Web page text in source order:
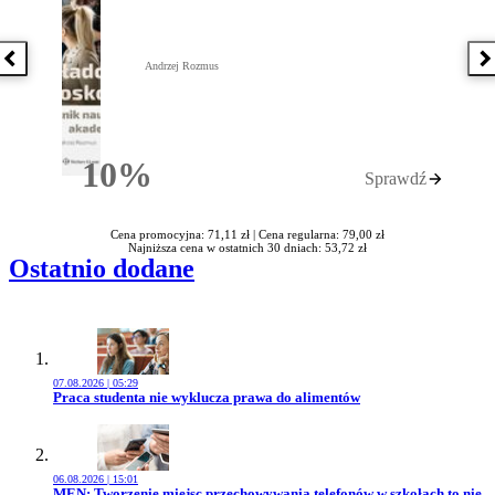
Poprzednia książka
10%Rabatu
Andrzej Rozmus
Sprawdź
Cena promocyjna: 71,11 zł | Cena regularna: 79,00 zł
Najniższa cena w ostatnich 30 dniach: 53,72 zł
Ostatnio dodane
07.08.2026 | 05:29
Przejdź do artykułu:
Praca studenta nie wyklucza prawa do alimentów
06.08.2026 | 15:01